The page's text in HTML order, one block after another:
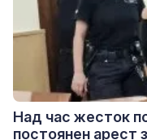
Над час жесток
постоянен арест